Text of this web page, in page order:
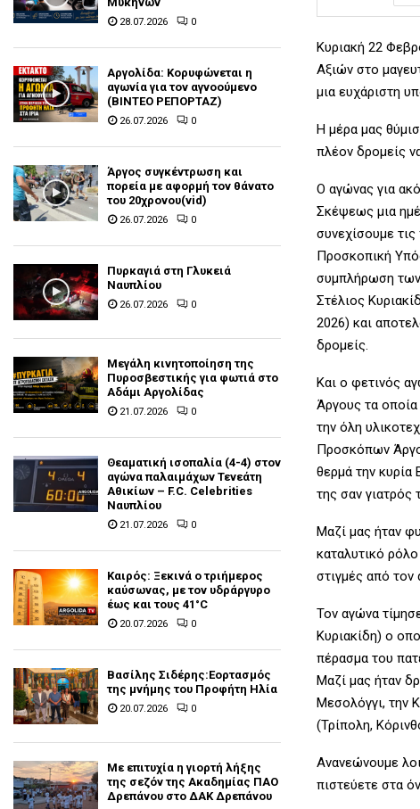
Κυριακή 22
Αξιών στο
μια ευχάριστη
Η μέρα μας
πλέον δρομείς
Ο αγώνας για
Σκέψεως μια
συνεχίσουμε
Προσκοπική
συμπλήρωση των
Στέλιος
2026) και
δρομείς.
Και ο φετινός
Άργους τα οποία
την όλη
Προσκόπων
θερμά την κυρία
της σαν γιατρός
Μαζί μας ήταν
καταλυτικό
στιγμές από τον
Τον αγώνα
Κυριακίδη) ο
πέρασμα του
Μαζί μας ήταν
Μεσολόγγι, την
(Τρίπολη,
Ανανεώνουμε
πιστεύετε στα
28.07.2026 0
Αργολίδα: Κορυφώνεται η
αγωνία για τον αγνοούμενο
(ΒΙΝΤΕΟ ΡΕΠΟΡΤΑΖ)
26.07.2026 0
Άργος συγκέντρωση και
πορεία με αφορμή τον θάνατο
του 20χρονου(vid)
26.07.2026 0
Πυρκαγιά στη Γλυκειά
Ναυπλίου
26.07.2026 0
Μεγάλη κινητοποίηση της
Πυροσβεστικής για φωτιά στο
Αδάμι Αργολίδας
21.07.2026 0
Θεαματική ισοπαλία (4-4) στον
αγώνα παλαιμάχων Τενεάτη
Αθικίων – F.C. Celebrities
Ναυπλίου
21.07.2026 0
Καιρός: Ξεκινά ο τριήμερος
καύσωνας, με τον υδράργυρο
έως και τους 41°C
20.07.2026 0
Βασίλης Σιδέρης:Εορτασμός
της μνήμης του Προφήτη Ηλία
20.07.2026 0
Με επιτυχία η γιορτή λήξης
της σεζόν της Ακαδημίας ΠΑΟ
Δρεπάνου στο ΔΑΚ Δρεπάνου